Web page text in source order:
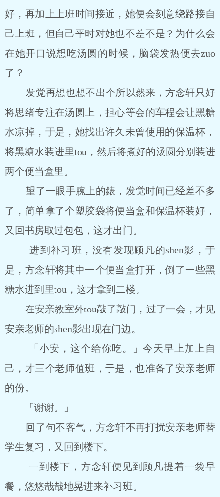
好，再加上上班时间接近，她便会刻意绕路接自
己上班，但自己平时对她也不差不是？为什么会
在她开口说想吃汤圆的时候，脑袋发热便去zuo
了？
发觉再想也想不出个所以然来，方念轩只好
将思绪专注在汤圆上，担心等会的车程会让黑糖
水凉掉，于是，她找出许久未曾使用的保温杯，
将黑糖水装进里tou，然后将煮好的汤圆分别装进
两个便当盒里。
望了一眼手腕上的錶，发觉时间已经差不多
了，简单拿了个塑胶袋将便当盒和保温杯装好，
又回书房取过包包，这才出门。
进到补习班，没有发现顾凡的shen影，于
是，方念轩将其中一个便当盒打开，倒了一些黑
糖水进到里tou，这才拿到二楼。
在安亲教室外tou敲了敲门，过了一会，才见
安亲老师的shen影出现在门边。
「小安，这个给你吃。」今天早上加上自
己，才三个老师值班，于是，也准备了安亲老师
的份。
「谢谢。」
回了句不客气，方念轩不再打扰安亲老师替
学生复习，又回到楼下。
一到楼下，方念轩便见到顾凡提着一袋早
餐，悠悠哉哉地晃进来补习班。